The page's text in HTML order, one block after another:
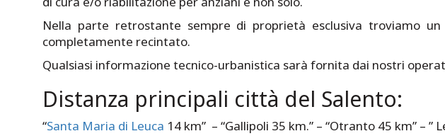
Nella parte retrostante sempre di proprietà esclusiva troviamo
completamente recintato.
Qualsiasi informazione tecnico-urbanistica sarà fornita dai nostri
Distanza principali città del Salento:
“Santa Maria di Leuca 14 km” – “Gallipoli 35 km.” – “Otranto 45 km” – ”